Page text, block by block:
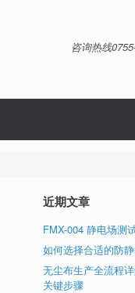
咨询热线
近期文章
FMX-004 静电场测
如何选择合适的防
无尘布生产全流程
关键步骤